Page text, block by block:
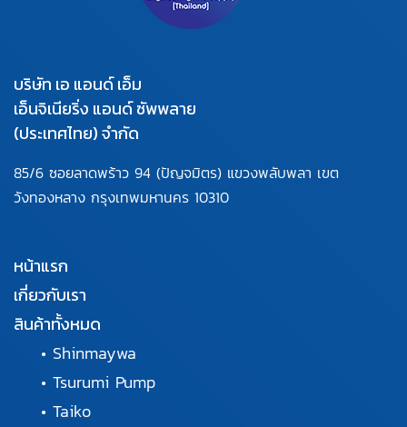
บริษัท เอ แอนด์ เอ็ม
เอ็นจิเนียริ่ง แอนด์ ซัพพลาย
(ประเทศไทย) จำกัด
85/6 ซอยลาดพร้าว 94 (ปัญจมิตร) แขวงพลับพลา เขต
วังทองหลาง กรุงเทพมหานคร 10310
หน้าแรก
เกี่ยวกับเรา
สินค้าทั้งหมด
• Shinmaywa
• Tsurumi Pump
• Taiko